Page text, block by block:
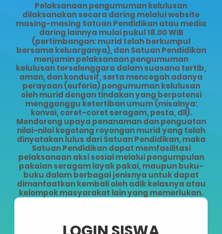
Pelaksanaan pengumuman kelulusan
dilaksanakan secara daring melalui website
masing-masing Satuan Pendidikan atau media
daring lainnya mulai pukul 18.00 WIB
(pertimbangan: murid telah berkumpul
bersama keluarganya), dan Satuan Pendidikan
menjamin pelaksanaan pengumuman
kelulusan terselenggara dalam suasana tertib,
aman, dan kondusif, serta mencegah adanya
perayaan (euforia) pengumuman kelulusan
oleh murid dengan tindakan yang berpotensi
mengganggu ketertiban umum (misalnya:
konvoi, coret-coret seragam, pesta, dll).
Mendorong upaya penanaman dan penguatan
nilai-nilai kegotong royongan murid yang telah
dinyatakan lulus dari Satuan Pendidikan, maka
Satuan Pendidikan dapat memfasilitasi
pelaksanaan aksi sosial melalui pengumpulan
pakaian seragam layak pakai, maupun buku-
buku dalam berbagai jenisnya untuk dapat
dimanfaatkan kembali oleh adik kelasnya atau
kelompok masyarakat lain yang memerlukan.